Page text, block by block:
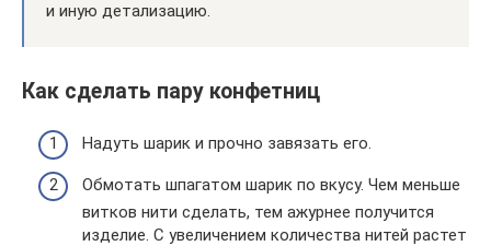
и иную детализацию.
Как сделать пару конфетниц
Надуть шарик и прочно завязать его.
Обмотать шпагатом шарик по вкусу. Чем меньше
витков нити сделать, тем ажурнее получится
изделие. С увеличением количества нитей растет